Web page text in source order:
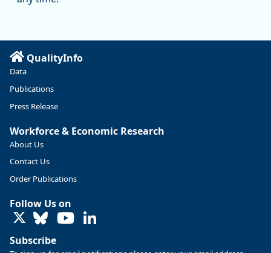
substantial recovery through 2022, employment in the
Read more here:
https://ow.ly/ZNf850ZwFPG
QualityInfo
Data
Publications
Press Release
Workforce & Economic Research
About Us
Contact Us
Order Publications
Follow Us on
LinkedIn
Subscribe